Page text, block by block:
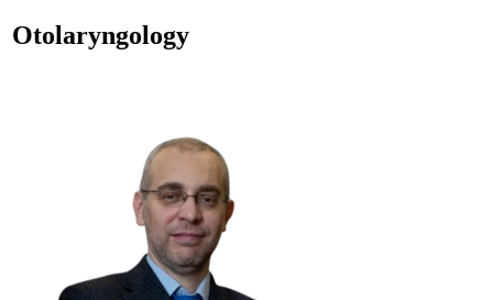
Otolaryngology